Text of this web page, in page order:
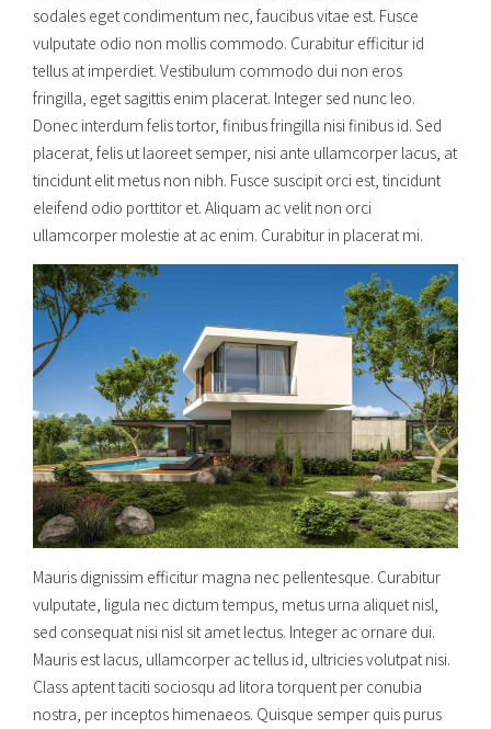
sodales eget condimentum nec, faucibus vitae est. Fusce
vulputate odio non mollis commodo. Curabitur efficitur id
tellus at imperdiet. Vestibulum commodo dui non eros
fringilla, eget sagittis enim placerat. Integer sed nunc leo.
Donec interdum felis tortor, finibus fringilla nisi finibus id. Sed
placerat, felis ut laoreet semper, nisi ante ullamcorper lacus, at
tincidunt elit metus non nibh. Fusce suscipit orci est, tincidunt
eleifend odio porttitor et. Aliquam ac velit non orci
ullamcorper molestie at ac enim. Curabitur in placerat mi.
Mauris dignissim efficitur magna nec pellentesque. Curabitur
vulputate, ligula nec dictum tempus, metus urna aliquet nisl,
sed consequat nisi nisl sit amet lectus. Integer ac ornare dui.
Mauris est lacus, ullamcorper ac tellus id, ultricies volutpat nisi.
Class aptent taciti sociosqu ad litora torquent per conubia
nostra, per inceptos himenaeos. Quisque semper quis purus